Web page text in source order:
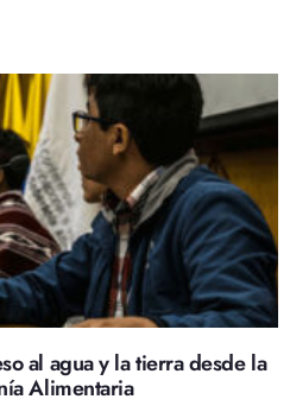
al agua y la tierra desde la
Alimentaria